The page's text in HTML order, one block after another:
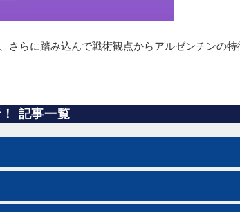
らに踏み込んで戦術観点からアルゼンチンの特
記事一覧